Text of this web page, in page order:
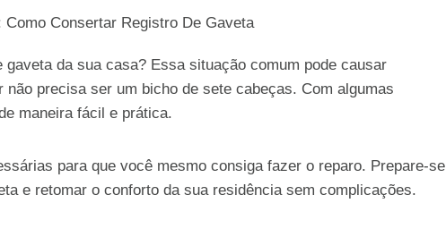
da sua casa? Essa situação comum pode causar
precisa ser um bicho de sete cabeças. Com algumas
maneira fácil e prática.
para que você mesmo consiga fazer o reparo. Prepare-se
e retomar o conforto da sua residência sem complicações.